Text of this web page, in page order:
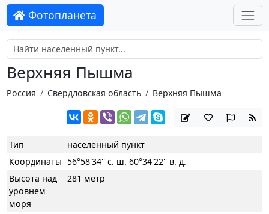
Фотопланета
Верхняя Пышма
Россия Свердловская область Верхняя Пышма
Тип
населенный пункт
Координаты 56°58'34'' с. ш. 60°34'22'' в. д.
Высота над
уровнем
моря
281 метр